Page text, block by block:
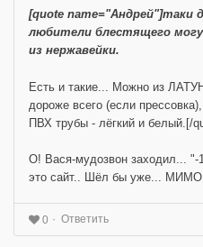
[quote name="Андрей"]таки
любители блестящего
из нержавейки.
Есть и такие... Можно из
дороже всего (если
ПВХ трубы - лёгкий и белый.[/
О! Вася-мудозвон заходил...
это сайт.. Шёл бы уже...
0 Ответить